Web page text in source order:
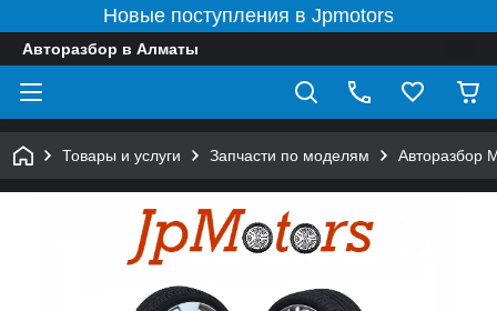
Новые поступления в Jpmotors
Авторазбор в Алматы
Товары и услуги Запчасти по моделям Авторазбор